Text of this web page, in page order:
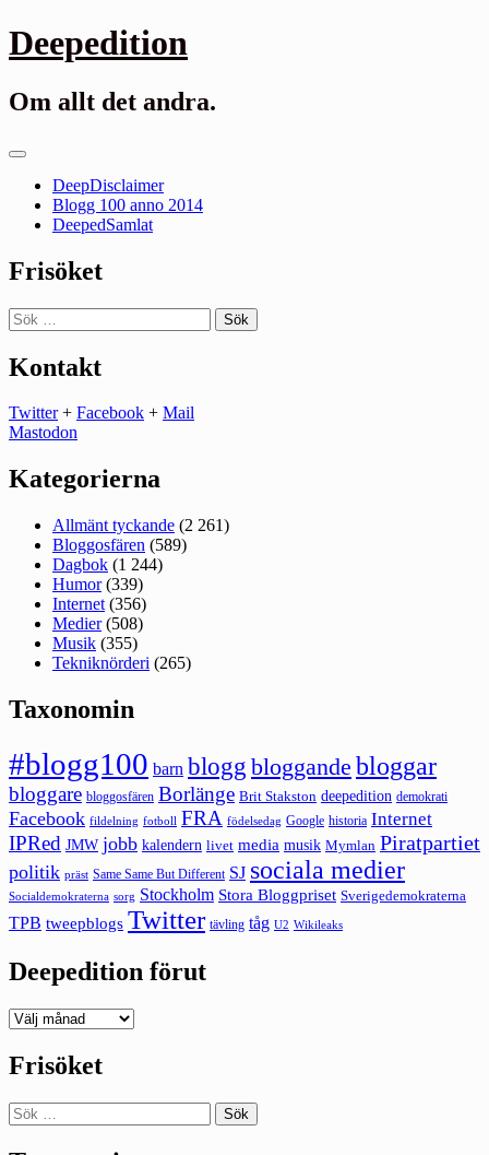
Gå
till
Deepedition
Om allt det andra.
Primär
DeepDisclaimer
Blogg 100 anno 2014
DeepedSamlat
Frisöket
Sök
efter:
Kontakt
Twitter+ Facebook + Mail
Mastodon
Kategorierna
Allmänt tyckande (2 261)
Bloggosfären (589)
Dagbok (1 244)
Humor(339)
Internet (356)
Medier(508)
Musik (355)
Tekniknörderi (265)
Taxonomin
#blogg100 barn blogg bloggande bloggar
bloggare bloggosfären Borlänge Brit Stakston deepedition demokrati
Facebook fildelning fotboll FRA födelsedag Google historia Internet
IPRed JMW jobb kalendern livet media musik Mymlan Piratpartiet
politik präst Same Same But Different SJ sociala medier
Socialdemokraterna sorg Stockholm Stora Bloggpriset Sverigedemokraterna
TPB tweepblogs Twitter tävling tåg U2 Wikileaks
Deepedition förut
Deepedition
Frisöket
Sök
efter: